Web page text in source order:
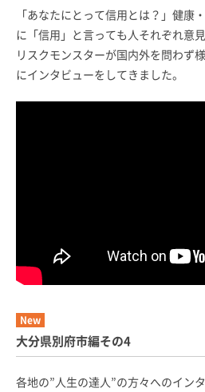
「あなたにとって信用とは？」健康
に「信用」と言っても人それぞれ意
リスクモンスターが国内外を問わず
にインタビューをしてきました。
New
大分県別府市編その4
各地の”人生の達人”の方々へのイン